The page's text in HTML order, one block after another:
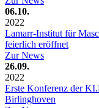
06.10.
2022
Lamarr-Institut für
feierlich eröffnet
Zur News
26.09.
2022
Erste Konferenz der
Birlinghoven